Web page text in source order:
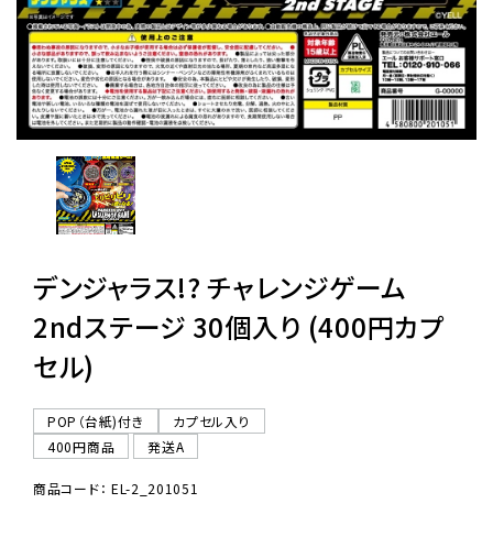
販促用カプセルトイ
よくあるご質問
06-6282-7659
デンジャラス!? チャレンジゲーム
2ndステージ 30個入り (400円カプ
セル)
POP（台紙)付き
カプセル入り
400円商品
発送A
商品コード： EL-2_201051